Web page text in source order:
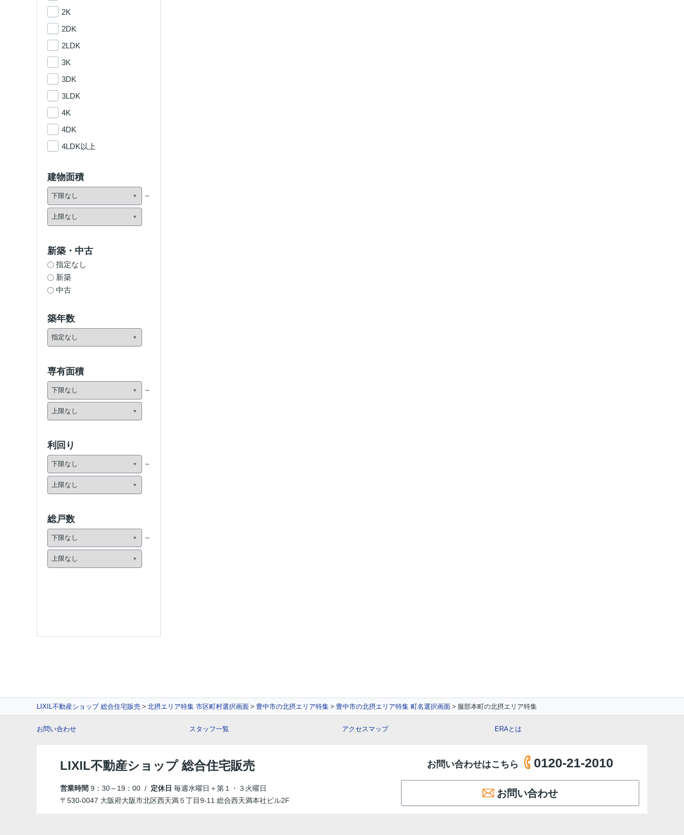
2K
2DK
2LDK
3K
3DK
3LDK
4K
4DK
4LDK以上
建物面積
新築・中古
指定なし
新築
中古
築年数
専有面積
利回り
総戸数
LIXIL不動産ショップ 総合住宅販売 北摂エリア特集 市区町村選択画面 豊中市の北摂エリア特集 豊中市の北摂エリア特集 町名選択画面 服部本町の北摂エリア特集
お問い合わせ スタッフ一覧 アクセスマップ ERAとは
LIXIL不動産ショップ 総合住宅販売
営業時間 9：30～19：00 / 定休日 毎週水曜日＋第１・３火曜日
〒530-0047 大阪府大阪市北区西天満５丁目9-11 総合西天満本社ビル2F
お問い合わせはこちら 0120-21-2010
お問い合わせ